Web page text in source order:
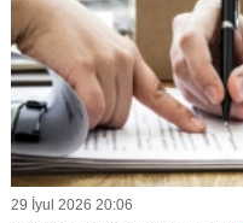
29 İyul 2026 20:06